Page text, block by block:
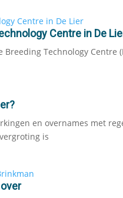
Centre in De
Technology Centre
en overnames met
is